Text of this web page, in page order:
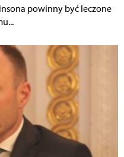
powinny być leczone